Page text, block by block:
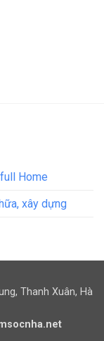
Home
xây dựng
Thanh Xuân, Hà